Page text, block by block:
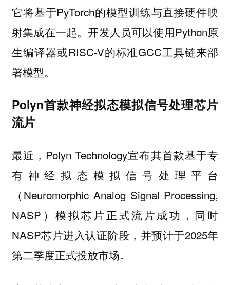
它将基于PyTorch的模型训练与直接硬件映
射集成在一起。开发人员可以使用Python原
生编译器或RISC-V的标准GCC工具链来部
署模型。
Polyn首款神经拟态模拟信号处理芯片
流片
最近，Polyn Technology宣布其首款基于专
有神经拟态模拟信号处理平台
（Neuromorphic Analog Signal Processing,
NASP）模拟芯片正式流片成功，同时
NASP芯片进入认证阶段，并预计于2025年
第二季度正式投放市场。